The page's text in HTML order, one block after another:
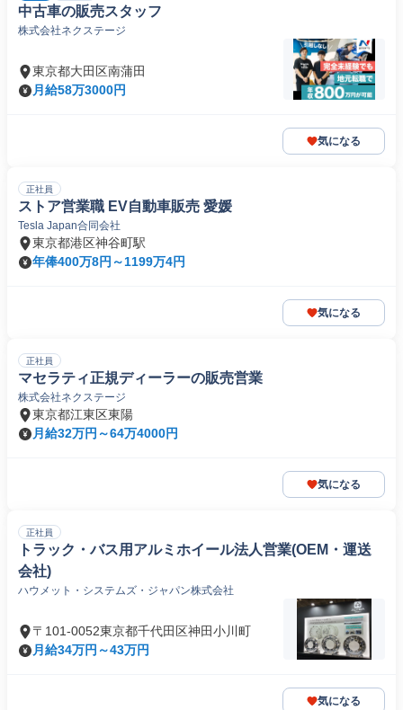
中古車の販売スタッフ
株式会社ネクステージ
東京都大田区南蒲田
月給58万3000円
気になる
正社員
ストア営業職 EV自動車販売 愛媛
Tesla Japan合同会社
東京都港区神谷町駅
年俸400万8円～1199万4円
気になる
正社員
マセラティ正規ディーラーの販売営業
株式会社ネクステージ
東京都江東区東陽
月給32万円～64万4000円
気になる
正社員
トラック・バス用アルミホイール法人営業(OEM・運送
会社)
ハウメット・システムズ・ジャパン株式会社
〒101-0052東京都千代田区神田小川町
月給34万円～43万円
気になる